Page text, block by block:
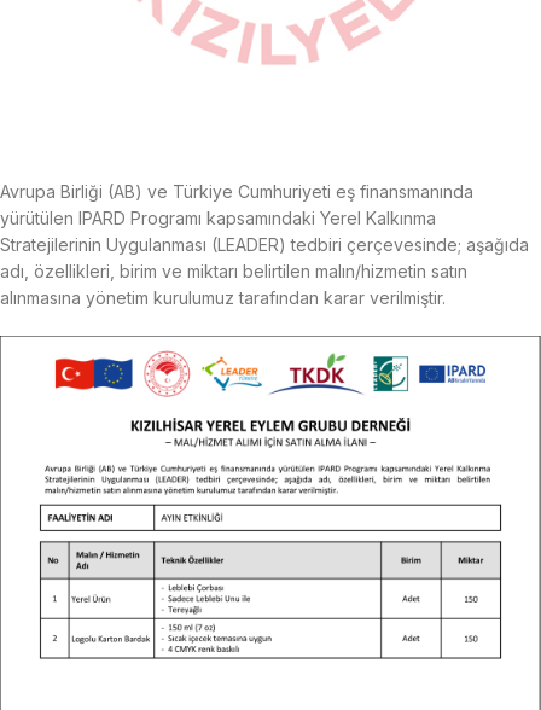
Avrupa Birliği (AB) ve Türkiye Cumhuriyeti eş finansmanında
yürütülen IPARD Programı kapsamındaki Yerel Kalkınma
Stratejilerinin Uygulanması (LEADER) tedbiri çerçevesinde; aşağıda
adı, özellikleri, birim ve miktarı belirtilen malın/hizmetin satın
alınmasına yönetim kurulumuz tarafından karar verilmiştir.